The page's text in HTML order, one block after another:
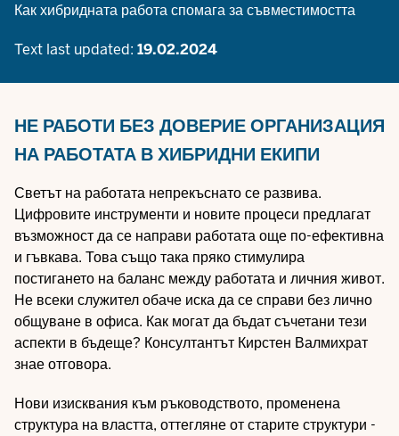
Как хибридната работа спомага за съвместимостта
Text last updated: 19.02.2024
НЕ РАБОТИ БЕЗ ДОВЕРИЕОРГАНИЗАЦИЯ
НА РАБОТАТА В ХИБРИДНИ ЕКИПИ
Светът на работата непрекъснато се развива.
Цифровите инструменти и новите процеси предлагат
възможност да се направи работата още по-ефективна
и гъвкава. Това също така пряко стимулира
постигането на баланс между работата и личния живот.
Не всеки служител обаче иска да се справи без лично
общуване в офиса. Как могат да бъдат съчетани тези
аспекти в бъдеще? Консултантът Кирстен Валмихрат
знае отговора.
Нови изисквания към ръководството, променена
структура на властта, оттегляне от старите структури -